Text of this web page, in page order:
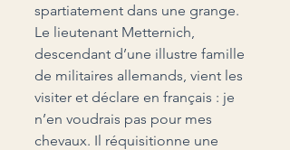
spartiatement dans une grange.
Le lieutenant Metternich,
descendant d’une illustre famille
de militaires allemands, vient les
visiter et déclare en français : je
n’en voudrais pas pour mes
chevaux. Il réquisitionne une